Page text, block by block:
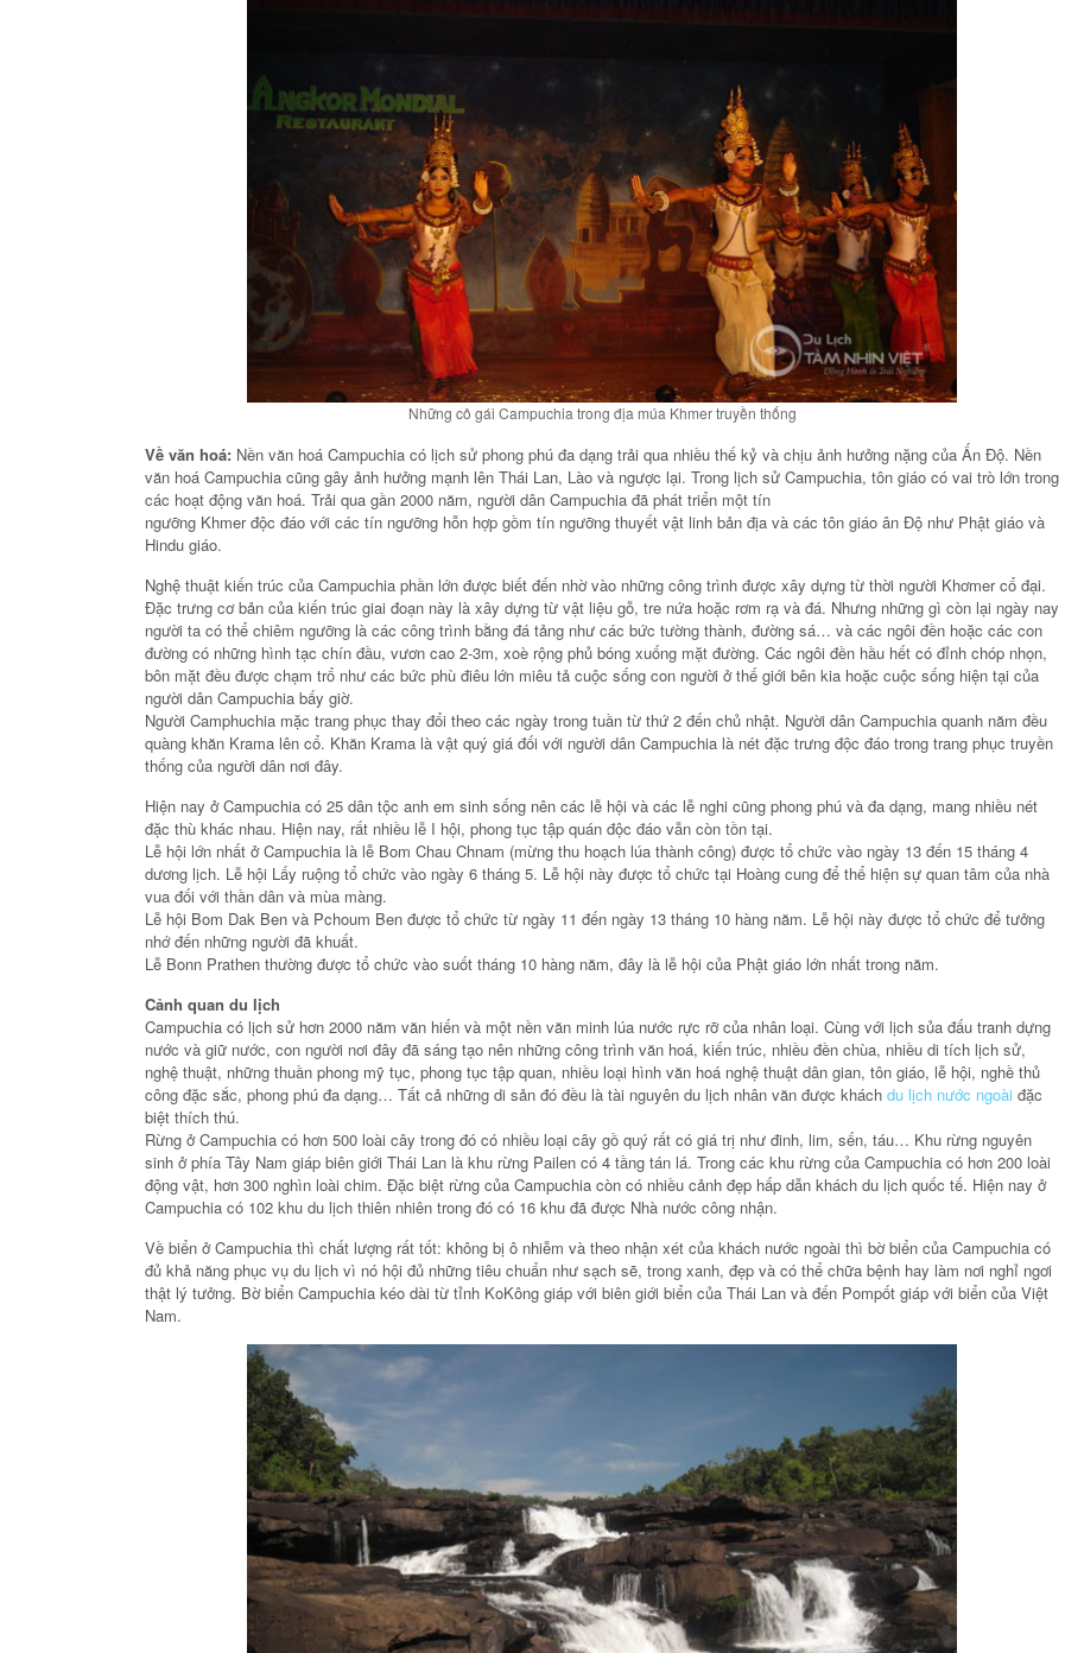
Những cô gái Campuchia trong địa múa Khmer truyền thống
Về văn hoá: Nền văn hoá Campuchia có lịch sử phong phú đa dạng trải qua nhiều thế kỷ và chịu ảnh hưởng nặng của Ấn Độ. Nền
văn hoá Campuchia cũng gây ảnh hưởng mạnh lên Thái Lan, Lào và ngược lại. Trong lịch sử Campuchia, tôn giáo có vai trò lớn trong
các hoạt động văn hoá. Trải qua gần 2000 năm, người dân Campuchia đã phát triển một tín
ngưỡng Khmer độc đáo với các tín ngưỡng hỗn hợp gồm tín ngưỡng thuyết vật linh bản địa và các tôn giáo ân Độ như Phật giáo và
Hindu giáo.
Nghệ thuật kiến trúc của Campuchia phần lớn được biết đến nhờ vào những công trình được xây dựng từ thời người Khơmer cổ đại.
Đặc trưng cơ bản của kiến trúc giai đoạn này là xây dựng từ vật liệu gỗ, tre nứa hoặc rơm rạ và đá. Nhưng những gì còn lại ngày nay
người ta có thể chiêm ngưỡng là các công trình bằng đá tảng như các bức tường thành, đường sá… và các ngôi đền hoặc các con
đường có những hình tạc chín đầu, vươn cao 2-3m, xoè rộng phủ bóng xuống mặt đường. Các ngôi đền hầu hết có đỉnh chóp nhọn,
bôn mặt đều được chạm trổ như các bức phù điêu lớn miêu tả cuộc sống con người ở thế giới bên kia hoặc cuộc sống hiện tại của
người dân Campuchia bấy giờ.
Người Camphuchia mặc trang phục thay đổi theo các ngày trong tuần từ thứ 2 đến chủ nhật. Người dân Campuchia quanh năm đều
quàng khăn Krama lên cổ. Khăn Krama là vật quý giá đối với người dân Campuchia là nét đặc trưng độc đáo trong trang phục truyền
thống của người dân nơi đây.
Hiện nay ở Campuchia có 25 dân tộc anh em sinh sống nên các lễ hội và các lễ nghi cũng phong phú và đa dạng, mang nhiều nét
đặc thù khác nhau. Hiện nay, rất nhiều lễ I hội, phong tục tập quán độc đáo vẫn còn tồn tại.
Lễ hội lớn nhất ở Campuchia là lễ Bom Chau Chnam (mừng thu hoạch lúa thành công) được tổ chức vào ngày 13 đến 15 tháng 4
dương lịch. Lễ hội Lấy ruộng tổ chức vào ngày 6 tháng 5. Lễ hội này được tổ chức tại Hoàng cung để thể hiện sự quan tâm của nhà
vua đối với thần dân và mùa màng.
Lễ hội Bom Dak Ben và Pchoum Ben được tổ chức từ ngày 11 đến ngày 13 tháng 10 hàng năm. Lễ hội này được tổ chức để tưởng
nhớ đến những người đã khuất.
Lễ Bonn Prathen thường được tổ chức vào suốt tháng 10 hàng năm, đây là lễ hội của Phật giáo lớn nhất trong năm.
Cảnh quan du lịch
Campuchia có lịch sử hơn 2000 năm văn hiến và một nền văn minh lúa nước rực rỡ của nhân loại. Cùng với lịch sủa đấu tranh dựng
nước và giữ nước, con người nơi đây đã sáng tạo nên những công trình văn hoá, kiến trúc, nhiều đền chùa, nhiều di tích lịch sử,
nghệ thuật, những thuần phong mỹ tục, phong tục tập quan, nhiều loại hình văn hoá nghệ thuật dân gian, tôn giáo, lễ hội, nghề thủ
công đặc sắc, phong phú đa dạng… Tất cả những di sản đó đều là tài nguyên du lịch nhân văn được khách du lịch nước ngoài đặc
biệt thích thú.
Rừng ở Campuchia có hơn 500 loài cây trong đó có nhiều loại cây gồ quý rất có giá trị như đinh, lim, sến, táu… Khu rừng nguyên
sinh ở phía Tây Nam giáp biên giới Thái Lan là khu rừng Pailen có 4 tầng tán lá. Trong các khu rừng của Campuchia có hơn 200 loài
động vật, hơn 300 nghìn loài chim. Đặc biệt rừng của Campuchia còn có nhiều cảnh đẹp hấp dẫn khách du lịch quốc tế. Hiện nay ở
Campuchia có 102 khu du lịch thiên nhiên trong đó có 16 khu đã được Nhà nước công nhận.
Về biển ở Campuchia thì chất lượng rất tốt: không bị ô nhiễm và theo nhận xét của khách nước ngoài thì bờ biển của Campuchia có
đủ khả năng phục vụ du lịch vì nó hội đủ những tiêu chuẩn như sạch sẽ, trong xanh, đẹp và có thể chữa bệnh hay làm nơi nghỉ ngơi
thật lý tưởng. Bờ biển Campuchia kéo dài từ tỉnh KoKông giáp với biên giới biển của Thái Lan và đến Pompốt giáp với biển của Việt
Nam.